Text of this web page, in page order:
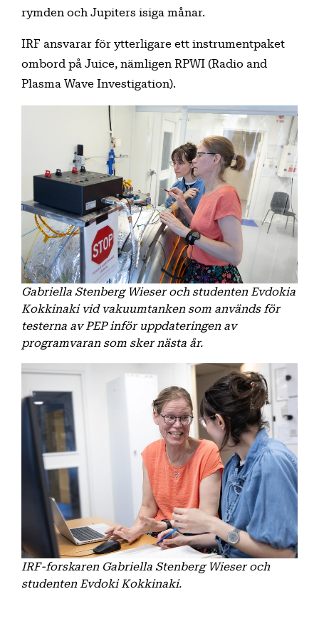
rymden och Jupiters isiga månar.
IRF ansvarar för ytterligare ett instrumentpaket
ombord på Juice, nämligen RPWI (Radio and
Plasma Wave Investigation).
Gabriella Stenberg Wieser och studenten Evdokia
Kokkinaki vid vakuumtanken som används för
testerna av PEP inför uppdateringen av
programvaran som sker nästa år.
IRF-forskaren Gabriella Stenberg Wieser och
studenten Evdoki Kokkinaki.